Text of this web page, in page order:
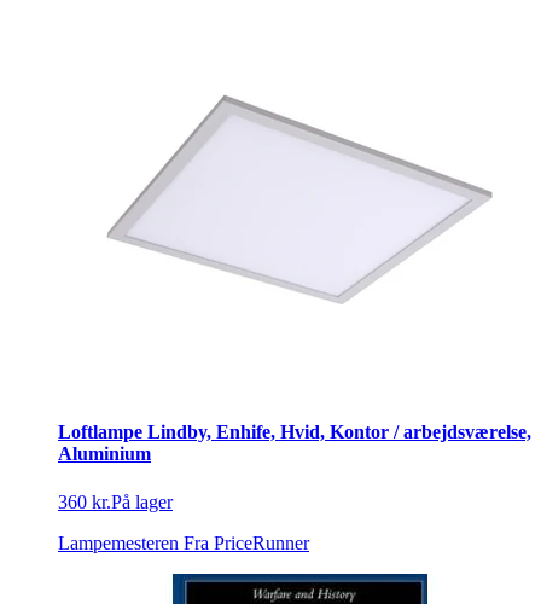
Loftlampe Lindby, Enhife, Hvid, Kontor / arbejdsværelse,
Aluminium
360 kr.På lager
Lampemesteren Fra PriceRunner